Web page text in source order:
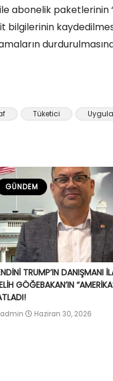
abonelik paketlerinin
Tüketici
GÜNDEM
TRUMP’IN DANIŞMANI
GÖĞEBAKAN’IN
Haziran 30, 2026